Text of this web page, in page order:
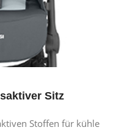
Sitz
Stoffen für kühle